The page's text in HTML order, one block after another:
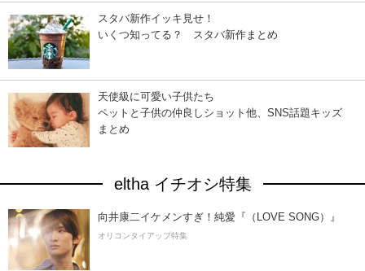
スタバ新作イッキ見せ！
いくつ知ってる？ スタバ新作まとめ
天使級に可愛い子供たち
ペットと子供の仲良しショット他、SNS話題キッズ
まとめ
eltha イチオシ特集
向井康二イケメンすぎ！純愛『（LOVE SONG）』
オリコンタイアップ特集